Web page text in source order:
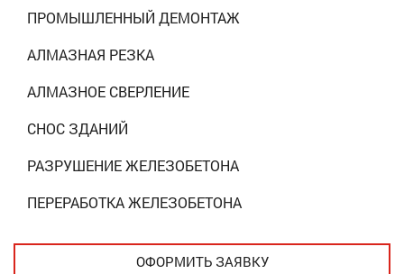
ПРОМЫШЛЕННЫЙ ДЕМОНТАЖ
АЛМАЗНАЯ РЕЗКА
АЛМАЗНОЕ СВЕРЛЕНИЕ
СНОС ЗДАНИЙ
РАЗРУШЕНИЕ ЖЕЛЕЗОБЕТОНА
ПЕРЕРАБОТКА ЖЕЛЕЗОБЕТОНА
ОФОРМИТЬ ЗАЯВКУ